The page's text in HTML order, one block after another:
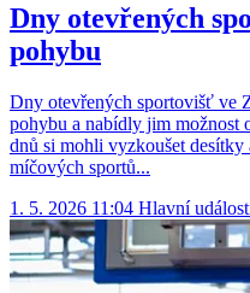
Dny otevřených
pohybu
Dny otevřených sportovišť ve
pohybu a nabídly jim možnost
dnů si mohli vyzkoušet
míčových sportů...
1. 5. 2026 11:04 Hlavní